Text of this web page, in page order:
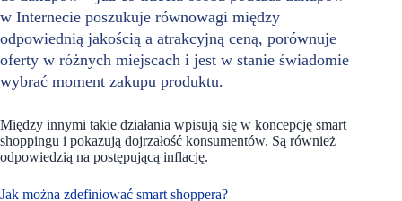
w Internecie poszukuje równowagi między
odpowiednią jakością a atrakcyjną ceną, porównuje
oferty w różnych miejscach i jest w stanie świadomie
wybrać moment zakupu produktu.
Między innymi takie działania wpisują się w koncepcję smart
shoppingu i pokazują dojrzałość konsumentów. Są również
odpowiedzią na postępującą inflację.
Jak można zdefiniować smart shoppera?